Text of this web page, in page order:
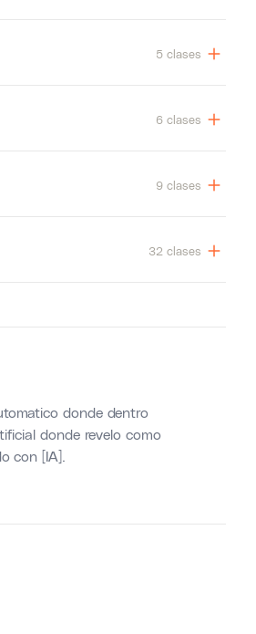
donde dentro
donde revelo como
con [IA].
5 clases
6 clases
9 clases
32 clases